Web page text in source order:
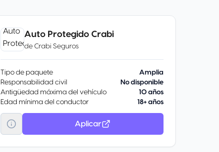
Auto Protegido Crabi
de Crabi Seguros
Tipo de paquete
Amplia
Responsabilidad civil
No disponible
Antigüedad máxima del vehículo
10 años
Edad mínima del conductor
18+ años
Aplicar